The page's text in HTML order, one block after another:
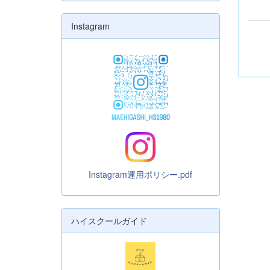
Instagram
Instagram運用ポリシー.pdf
ハイスクールガイド